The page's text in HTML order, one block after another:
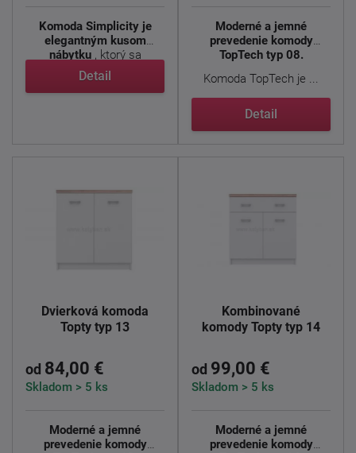
Komoda Simplicity je
elegantným kusom
nábytku, ktorý sa
vyznačuje ...
Detail
Moderné a jemné
prevedenie komody
TopTech typ 08.
Komoda TopTech je ...
Detail
Dvierková komoda
Topty typ 13
od 84,00 €
Skladom > 5 ks
Moderné a jemné
prevedenie komody
Kombinované
komody Topty typ 14
od 99,00 €
Skladom > 5 ks
Moderné a jemné
prevedenie komody